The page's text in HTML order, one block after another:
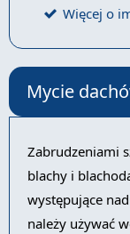
Więcej o
Mycie
Zabrudzeniami
blachy i
występujące
należy używać